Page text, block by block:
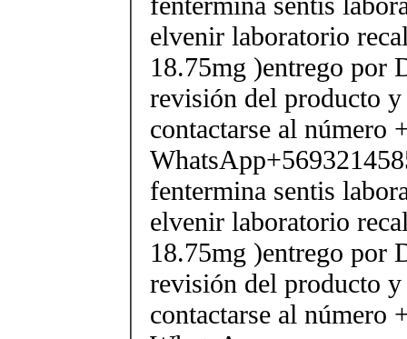
elvenir laboratorio
18.75mg )entrego por
revisión del producto
contactarse al número
fentermina sentis
elvenir laboratorio
18.75mg )entrego por
revisión del producto
contactarse al número